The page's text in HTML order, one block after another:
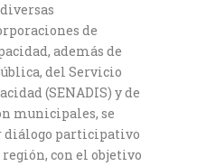
de
además de
del Servicio
(SENADIS) y de
municipales, se
participativo
con el objetivo